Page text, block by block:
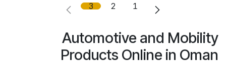
1
2
3
Automotive and Mobility
Products Online in Oman